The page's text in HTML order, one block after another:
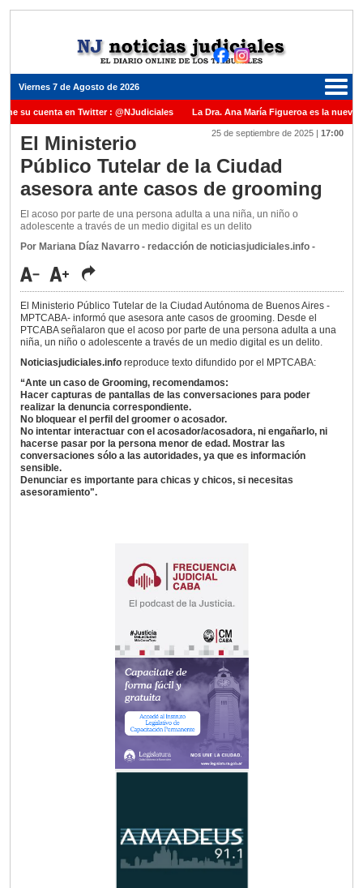
Viernes 7 de Agosto de 2026
su cuenta en Twitter : @NJudiciales La Dra. Ana María Figueroa es la nueva
Justicia de la Nación una medalla al Dr. Raul Zaffaroni en reconocimiento por su
Carles para cubrir vacante en la Corte Suprema de Justicia de la Nación
ante el Juez Daniel Rafecas
25 de septiembre de 2025 | 17:00
El Ministerio
Público Tutelar de la Ciudad
asesora ante casos de grooming
El acoso por parte de una persona adulta a una niña, un niño o
adolescente a través de un medio digital es un delito
Por Mariana Díaz Navarro - redacción de noticiasjudiciales.info -
El Ministerio Público Tutelar de la Ciudad Autónoma de Buenos Aires -
MPTCABA- informó que asesora ante casos de grooming. Desde el
PTCABA señalaron que el acoso por parte de una persona adulta a una
niña, un niño o adolescente a través de un medio digital es un delito.
Noticiasjudiciales.info reproduce texto difundido por el MPTCABA:
“Ante un caso de Grooming, recomendamos:
Hacer capturas de pantallas de las conversaciones para poder
realizar la denuncia correspondiente.
No bloquear el perfil del groomer o acosador.
No intentar interactuar con el acosador/acosadora, ni engañarlo, ni
hacerse pasar por la persona menor de edad. Mostrar las
conversaciones sólo a las autoridades, ya que es información
sensible.
Denunciar es importante para chicas y chicos, si necesitas
asesoramiento".